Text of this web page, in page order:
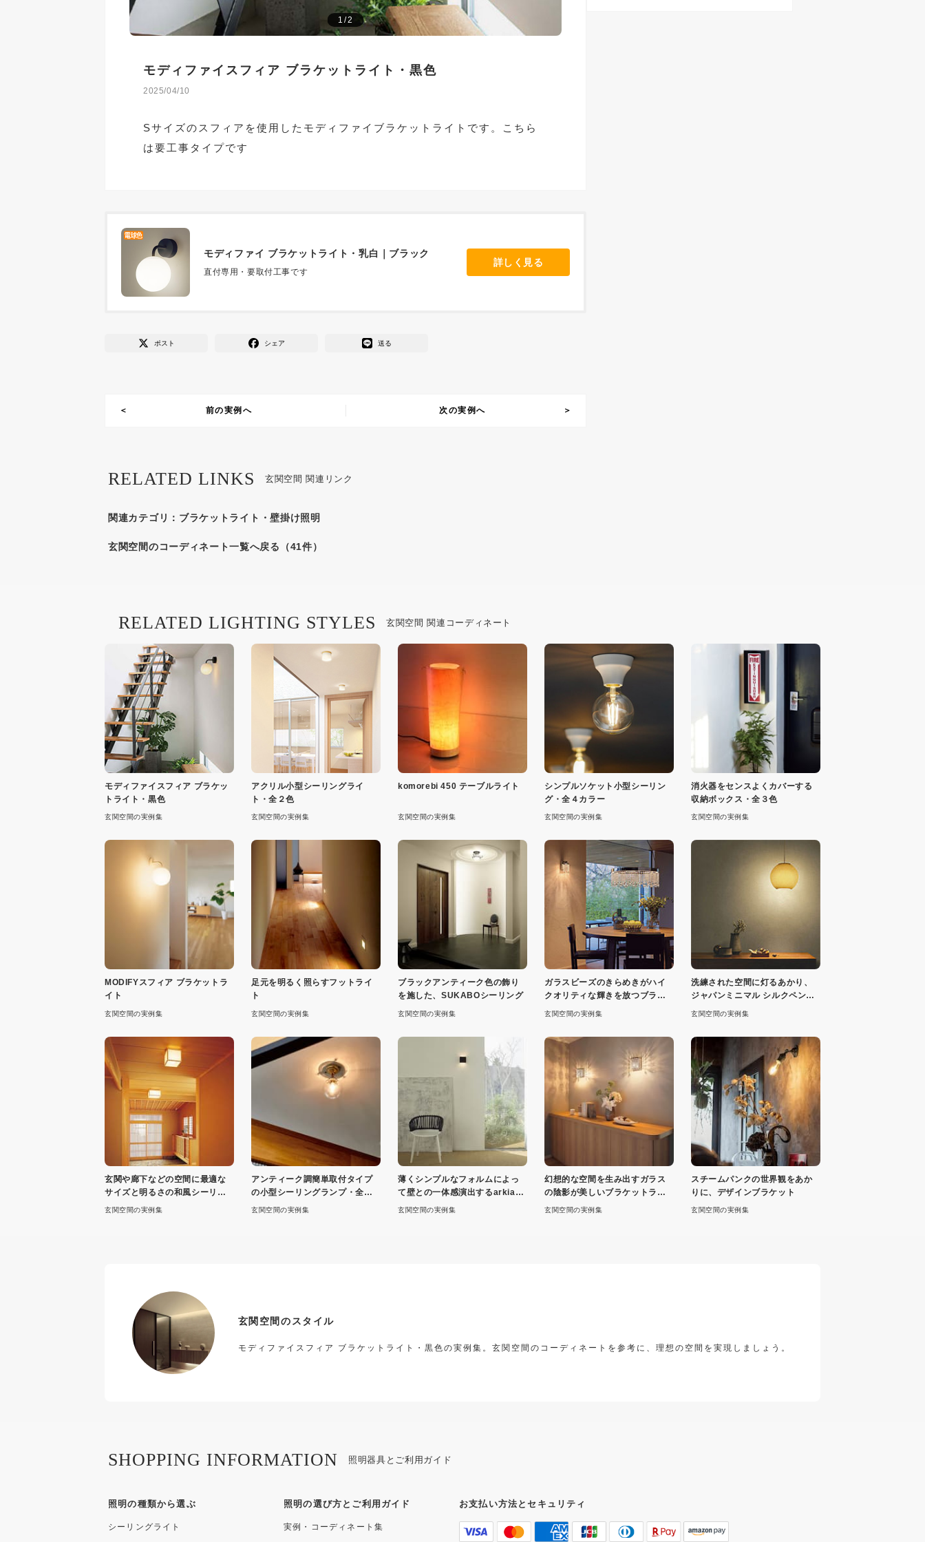
1/2
モディファイスフィア ブラケットライト・黒色
2025/04/10
Sサイズのスフィアを使用したモディファイブラケットライトです。こちら
は要工事タイプです
モディファイ ブラケットライト・乳白｜ブラック
直付専用・要取付工事です
詳しく見る
ポスト シェア 送る
前の実例へ 次の実例へ
玄関空間 関連リンク
RELATED LINKS
関連カテゴリ： ブラケットライト・壁掛け照明
玄関空間のコーディネート一覧へ戻る（41件）
玄関空間 関連コーディネート
RELATED LIGHTING STYLES
モディファイスフィア ブラケッ
トライト・黒色
玄関空間の実例集
アクリル小型シーリングライ
ト・全２色
玄関空間の実例集
komorebi 450 テーブルライト
玄関空間の実例集
シンプルソケット小型シーリン
グ・全４カラー
玄関空間の実例集
消火器をセンスよくカバーする
収納ボックス・全３色
玄関空間の実例集
MODIFYスフィア ブラケットラ
イト
玄関空間の実例集
足元を明るく照らすフットライ
ト
玄関空間の実例集
ブラックアンティーク色の飾り
を施した、SUKABOシーリング
玄関空間の実例集
ガラスビーズのきらめきがハイ
クオリティな輝きを放つブラケ
ットライト
玄関空間の実例集
洗練された空間に灯るあかり、
ジャパンミニマル シルクペンダ
ント・各2色
玄関空間の実例集
玄関や廊下などの空間に最適な
サイズと明るさの和風シーリン
グライト
玄関空間の実例集
アンティーク調簡単取付タイプ
の小型シーリングランプ・全３
種
玄関空間の実例集
薄くシンプルなフォルムによっ
て壁との一体感演出するarkiaブ
ラケット
玄関空間の実例集
幻想的な空間を生み出すガラス
の陰影が美しいブラケットライ
ト
玄関空間の実例集
スチームパンクの世界観をあか
りに、デザインブラケット
玄関空間の実例集
玄関空間のスタイル
モディファイスフィア ブラケットライト・黒色の実例集。玄関空間のコーディネートを参考に、理想の空間を実現しましょう。
照明器具とご利用ガイド
SHOPPING INFORMATION
照明の種類から選ぶ
シーリングライト
照明の選び方とご利用ガイド
実例・コーディネート集
お支払い方法とセキュリティ